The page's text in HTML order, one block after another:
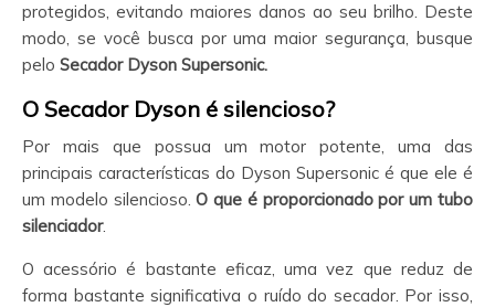
protegidos, evitando maiores danos ao seu brilho. Deste
modo, se você busca por uma maior segurança, busque
pelo Secador Dyson Supersonic.
O Secador Dyson é silencioso?
Por mais que possua um motor potente, uma das
principais características do Dyson Supersonic é que ele é
um modelo silencioso.O que é proporcionado por um tubo
silenciador.
O acessório é bastante eficaz, uma vez que reduz de
forma bastante significativa o ruído do secador. Por isso,